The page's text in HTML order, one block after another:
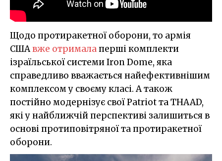
Щодо протиракетної оборони, то армія
СШАвже отрималаперші комплекти
ізраїльської системи Iron Dome, яка
справедливо вважається найефективнішим
комплексом у своєму класі. А також
постійно модернізує свої Patriot та THAAD,
які у найближчій перспективі залишиться в
основі протиповітряної та протиракетної
оборони.